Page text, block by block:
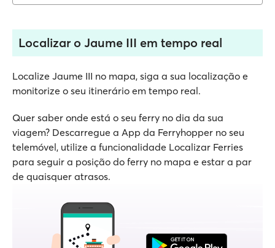
Localizar o Jaume III em tempo real
Localize Jaume III no mapa, siga a sua localização e
monitorize o seu itinerário em tempo real.
Quer saber onde está o seu ferry no dia da sua
viagem? Descarregue a App da Ferryhopper no seu
telemóvel, utilize a funcionalidade Localizar Ferries
para seguir a posição do ferry no mapa e estar a par
de quaisquer atrasos.